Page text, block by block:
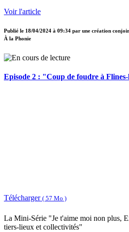
Voir l'article
Publié le 18/04/2024 à 09:34 par une création
À la Phonie
Episode 2 : "Coup de foudre à Flines-
Télécharger ( 57 Mo )
La Mini-Série "Je t'aime moi non plus,
tiers-lieux et collectivités"